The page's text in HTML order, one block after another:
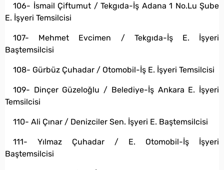
106- İsmail Çiftumut / Tekgıda-İş Adana 1 No.Lu Şube
E. İşyeri Temsilcisi
107- Mehmet Evcimen / Tekgıda-İş E. İşyeri
Baştemsilcisi
108- Gürbüz Çuhadar / Otomobil-İş E. İşyeri Temsilcisi
109- Dinçer Güzeloğlu / Belediye-İş Ankara E. İşyeri
Temsilcisi
110- Ali Çınar / Denizciler Sen. İşyeri E. Baştemsilcisi
111- Yılmaz Çuhadar / E. Otomobil-İş İşyeri
Baştemsilcisi